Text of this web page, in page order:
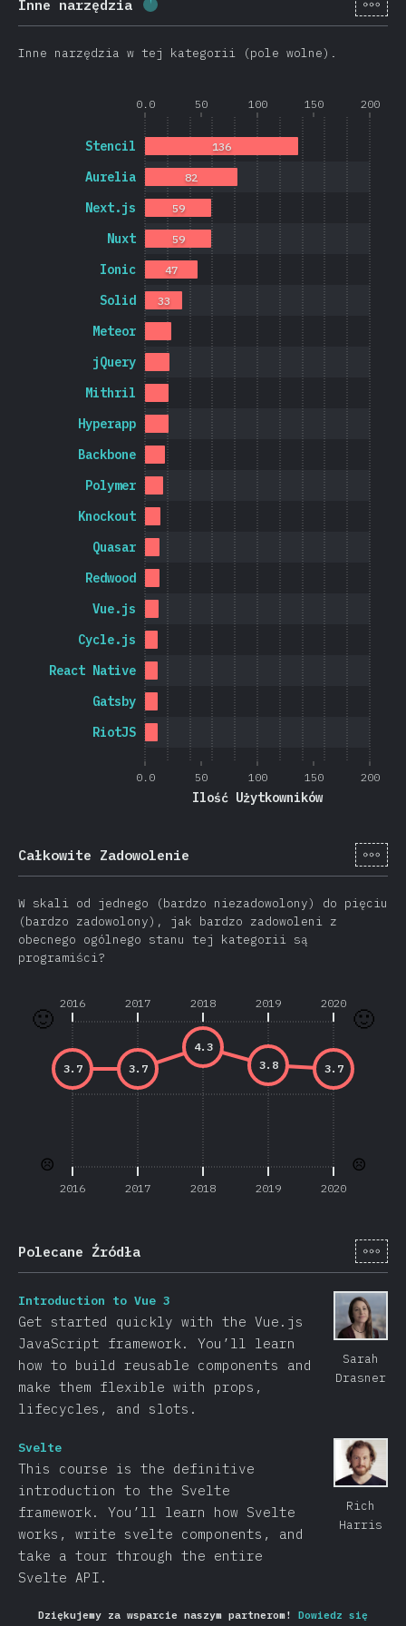
Inne narzędzia Procent ukończenia: 763)
Inne narzędzia w tej kategorii (pole wolne).
0.0 50 100 150 200
0.0 50 100 150 200
Ilość Użytkowników
RiotJS
Gatsby
React Native
Cycle.js
Vue.js
Redwood
Quasar
Knockout
Polymer
Backbone
Hyperapp
Mithril
jQuery
Meteor
Solid
Ionic
Nuxt
Next.js
Aurelia
Stencil
33
47
59
59
82
136
Całkowite Zadowolenie [pl-
W skali od jednego (bardzo niezadowolony) do pięciu
(bardzo zadowolony), jak bardzo zadowoleni z
obecnego ogólnego stanu tej kategorii są
programiści?
2016 2017 2018 2019 2020
☹️
🙂
2016 2017 2018 2019 2020
☹️
🙂
3.7
3.8
4.3
3.7
3.7
Polecane Źródła [pl-
Sarah
Drasner
Introduction to Vue 3
Get started quickly with the Vue.js
JavaScript framework. You’ll learn
how to build reusable components and
make them flexible with props,
lifecycles, and slots.
Rich
Harris
Svelte
This course is the definitive
introduction to the Svelte
framework. You’ll learn how Svelte
works, write svelte components, and
take a tour through the entire
Svelte API.
Dziękujemy za wsparcie naszym partnerom! Dowiedz się